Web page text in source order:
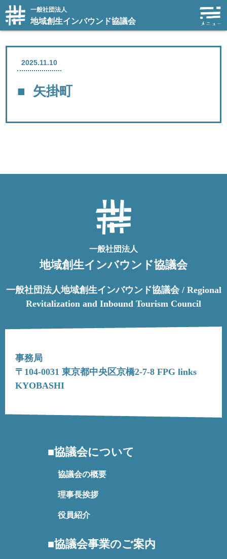
一般社団法人
地域創生インバウンド協議会
2025.11.10
矢掛町
一般社団法人
地域創生インバウンド協議会
一般社団法人地域創生インバウンド協議会 / Regional
Revitalization and Inbound Tourism Council
事務局
〒104-0031 東京都中央区京橋2-7-8 FPG links
KYOBASHI
協議会について
協議会の概要
理事長挨拶
役員紹介
協議会事業のご案内